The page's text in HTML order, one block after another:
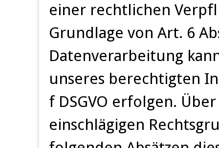
einer rechtlichen
Grundlage von Art. 6
Datenverarbeitung
unseres berechtigten
f DSGVO erfolgen.
einschlägigen